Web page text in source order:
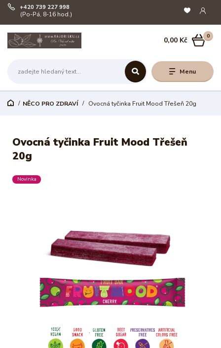
Menu
+420 739 227 998
(Po-Pá, 8-16 hod.)
0
0,00 Kč
NĚCO PRO ZDRAVÍ Ovocná tyčinka Fruit Mood Třešeň 20g
Ovocná tyčinka Fruit Mood Třešeň
20g
Novinka